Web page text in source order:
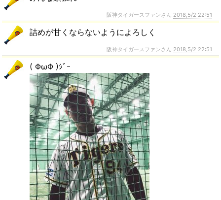
阪神タイガースファンさん 2018,5/2 22:51
詰めが甘くならないようによろしく
阪神タイガースファンさん 2018,5/2 22:51
( ΦωΦ )ｼﾞｰ